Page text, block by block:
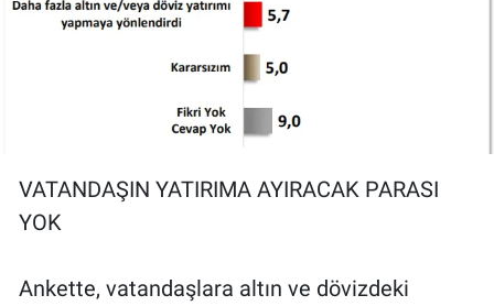
VATANDAŞIN YATIRIMA AYIRACAK PARASI
YOK
Ankette, vatandaşlara altın ve dövizdeki